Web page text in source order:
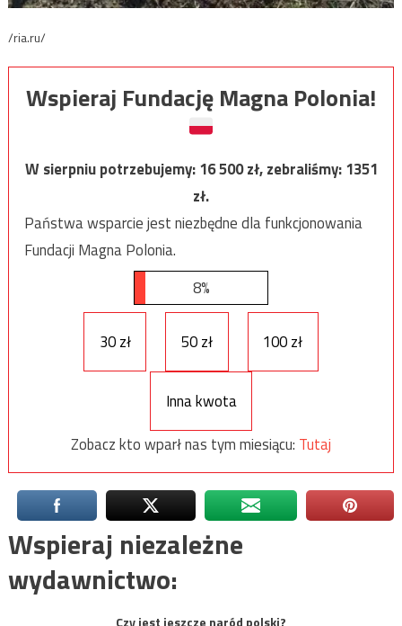
/ria.ru/
Wspieraj Fundację Magna Polonia!
W sierpniu potrzebujemy:16 500zł, zebraliśmy:1351
zł.
Państwa wsparcie jest niezbędne dla funkcjonowania
Fundacji Magna Polonia.
8%
30 zł 50 zł 100 zł
Inna kwota
Zobacz kto wparł nas tym miesiącu: Tutaj
Wspieraj niezależne
wydawnictwo:
Czy jest jeszcze naród polski?